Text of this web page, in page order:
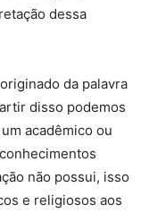
dessa
da palavra
disso podemos
acadêmico ou
não possui, isso
e religiosos aos